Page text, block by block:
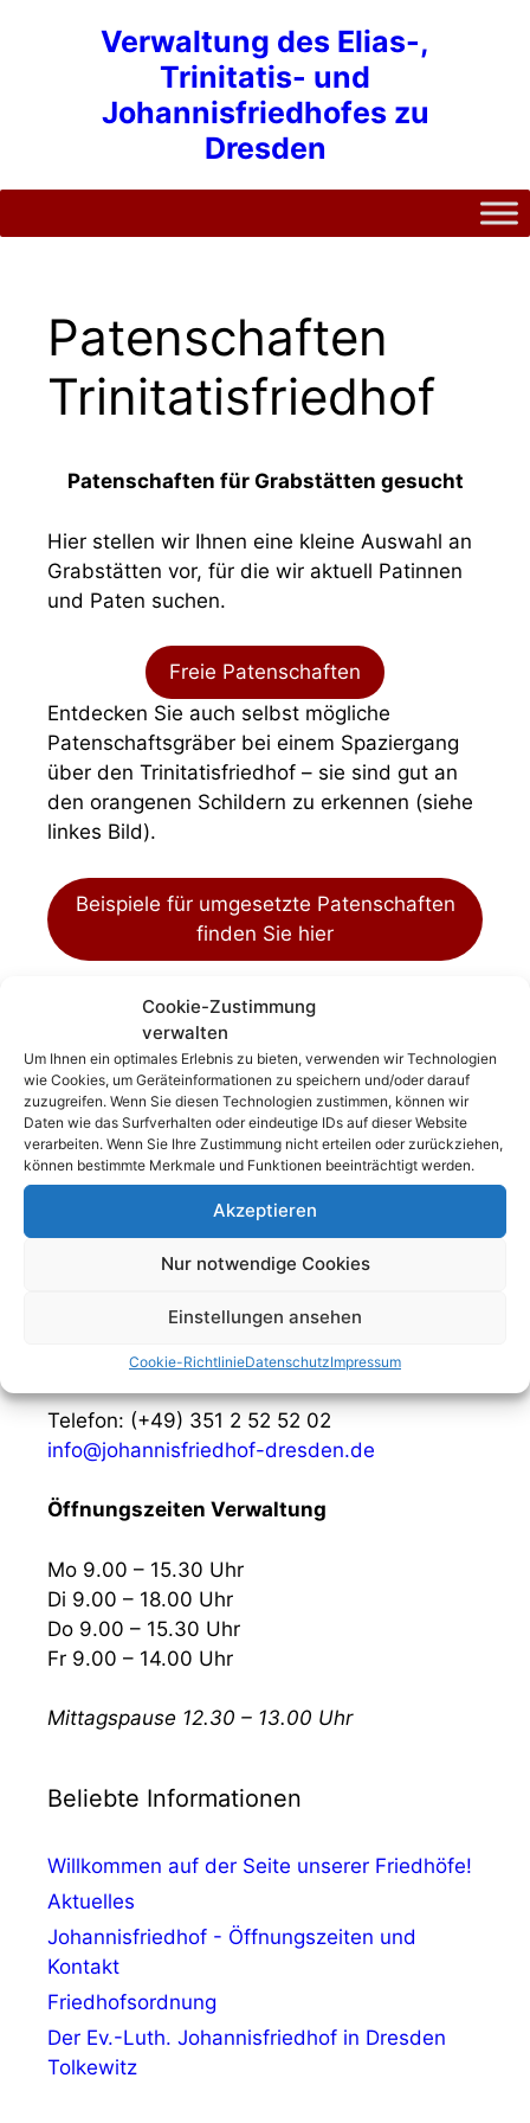
Cookie-Zustimmung
verwalten
Um Ihnen ein optimales Erlebnis zu bieten, verwenden wir Technologien
wie Cookies, um Geräteinformationen zu speichern und/oder darauf
zuzugreifen. Wenn Sie diesen Technologien zustimmen, können wir
Daten wie das Surfverhalten oder eindeutige IDs auf dieser Website
verarbeiten. Wenn Sie Ihre Zustimmung nicht erteilen oder zurückziehen,
können bestimmte Merkmale und Funktionen beeinträchtigt werden.
Akzeptieren
Nur notwendige Cookies
Einstellungen ansehen
Cookie-RichtlinieDatenschutzImpressum
Verwaltung des Elias-,
Trinitatis- und
Johannisfriedhofes zu
Dresden
Patenschaften
Trinitatisfriedhof
Patenschaften für Grabstätten gesucht
Hier stellen wir Ihnen eine kleine Auswahl an
Grabstätten vor, für die wir aktuell Patinnen
und Paten suchen.
Freie Patenschaften
Entdecken Sie auch selbst mögliche
Patenschaftsgräber bei einem Spaziergang
über den Trinitatisfriedhof – sie sind gut an
den orangenen Schildern zu erkennen (siehe
linkes Bild).
Beispiele für umgesetzte Patenschaften
finden Sie hier
Kontaktdaten
Verwaltung des Elias-, Trinitatis- und
Johannisfriedhofes zu Dresden
Wehlener Straße 13
01279 Dresden
Telefon: (+49) 351 2 52 52 02
info@johannisfriedhof-dresden.de
Öffnungszeiten Verwaltung
Mo 9.00 – 15.30 Uhr
Di 9.00 – 18.00 Uhr
Do 9.00 – 15.30 Uhr
Fr 9.00 – 14.00 Uhr
Mittagspause 12.30 – 13.00 Uhr
Beliebte Informationen
Willkommen auf der Seite unserer Friedhöfe!
Aktuelles
Johannisfriedhof - Öffnungszeiten und
Kontakt
Friedhofsordnung
Der Ev.-Luth. Johannisfriedhof in Dresden
Tolkewitz